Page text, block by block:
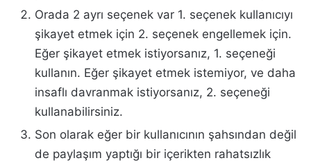
Orada 2 ayrı seçenek var 1. seçenek kullanıcıyı
şikayet etmek için 2. seçenek engellemek için.
Eğer şikayet etmek istiyorsanız, 1. seçeneği
kullanın. Eğer şikayet etmek istemiyor, ve daha
insaflı davranmak istiyorsanız, 2. seçeneği
kullanabilirsiniz.
Son olarak eğer bir kullanıcının şahsından değil
de paylaşım yaptığı bir içerikten rahatsızlık